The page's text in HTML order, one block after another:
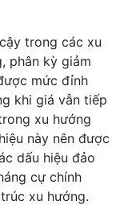
trong các xu
phân kỳ giảm
mức đỉnh
khi giá vẫn tiếp
xu hướng
này nên được
dấu hiệu đảo
cự chính
xu hướng.